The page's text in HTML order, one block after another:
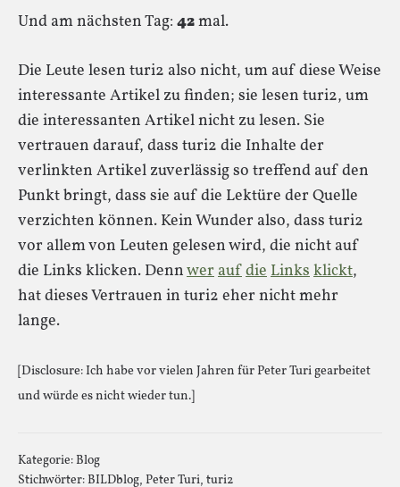
Und am nächsten Tag: 42mal.
Die Leute lesen turi2 also nicht, um auf diese Weise
interessante Artikel zu finden; sie lesen turi2, um
die interessanten Artikel nicht zu lesen. Sie
vertrauen darauf, dass turi2 die Inhalte der
verlinkten Artikel zuverlässig so treffend auf den
Punkt bringt, dass sie auf die Lektüre der Quelle
verzichten können. Kein Wunder also, dass turi2
vor allem von Leuten gelesen wird, die nicht auf
die Links klicken. DennweraufdieLinksklickt,
hat dieses Vertrauen in turi2 eher nicht mehr
lange.
[Disclosure: Ich habe vor vielen Jahren für Peter Turi gearbeitet
und würde es nicht wieder tun.]
Kategorie:Blog
Stichwörter:BILDblog, Peter Turi, turi2